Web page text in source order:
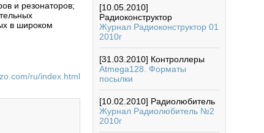
и резонаторов;
в широком
ru/index.html
[10.05.2010]
Радиоконструктор
Журнал Радиоконструктор 01
2010г
[31.03.2010] Контроллеры
Atmega128. Форматы
посылки
[10.02.2010] Радиолюбитель
Журнал Радиолюбитель №2
2010г